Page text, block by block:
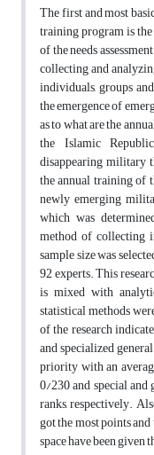
The first and most
training program is
of the needs
collecting and
individuals, groups
the emergence of
as to what are the
the Islamic
disappearing military
the annual training of
newly emerging
which was
method of collecting
sample size was
92 experts. This
is mixed with
statistical methods
of the research
and specialized
priority with an
0/230 and special and
ranks, respectively.
got the most points
space have been